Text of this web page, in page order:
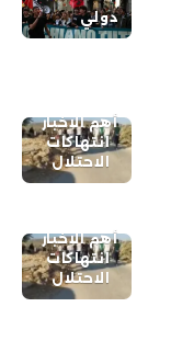
دولي
أهم الاخبار
انتهاكات
الاحتلال
أهم الاخبار
انتهاكات
الاحتلال